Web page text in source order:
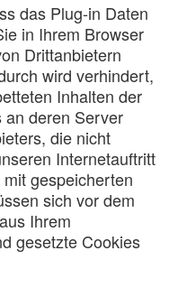
das Plug-in Daten
in Ihrem Browser
Drittanbietern
wird verhindert,
Inhalten der
an deren Server
die nicht
Internetauftritt
gespeicherten
sich vor dem
Ihrem
gesetzte Cookies